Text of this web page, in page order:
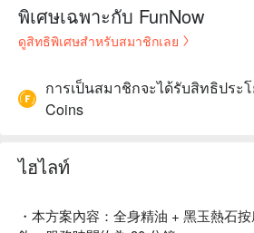
พิเศษเฉพาะกับ FunNow
ดูสิทธิพิเศษสำหรับสมาชิกเลย
การเป็นสมาชิกจะได้รับสิทธิประ
Coins
ไฮไลท์
・本方案內容：全身精油 + 黑玉熱石